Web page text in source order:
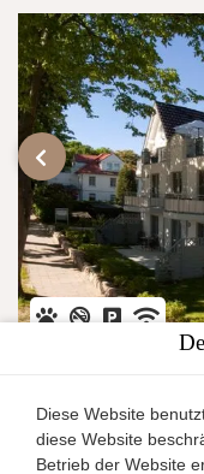
Rerik
Ferienwohnung
‹
Diese Website
diese Website
Betrieb der Website